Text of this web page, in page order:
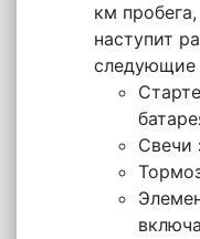
км
наступит
следующие
Свечи